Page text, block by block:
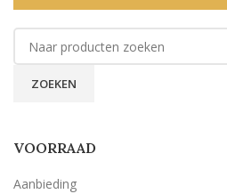
VOORRAAD
Aanbieding
ZOEKEN